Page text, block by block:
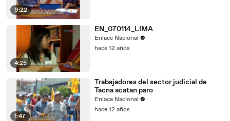
9:22
4:25
EN_070114_LIMA
Enlace Nacional
hace 12 años
1:47
Trabajadores del sector judicial de
Tacna acatan paro
Enlace Nacional
hace 12 años